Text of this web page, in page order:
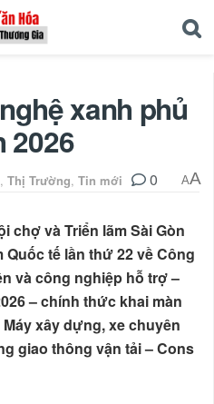
xanh phủ
2026
, Thị Trường, Tin mới 0 AA
chợ và Triển lãm Sài Gòn
Quốc tế lần thứ 22 về Công
và công nghiệp hỗ trợ –
– chính thức khai màn
xây dựng, xe chuyên
giao thông vận tải – Cons